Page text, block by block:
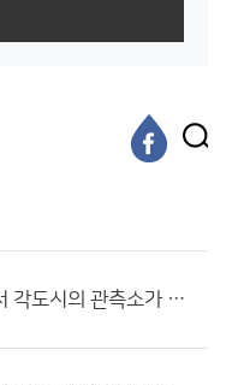
요즘 위도 경도 검색해서 각도시의 관측소가 어디있는지